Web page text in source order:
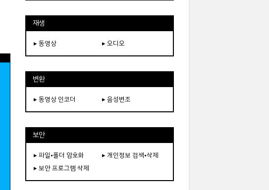
재생
▸ 동영상 ▸ 오디오
변환
▸ 동영상 인코더 ▸ 음성변조
보안
▸ 파일•폴더 암호화
▸ 개인정보 검색•삭제
▸ 보안 프로그램 삭제